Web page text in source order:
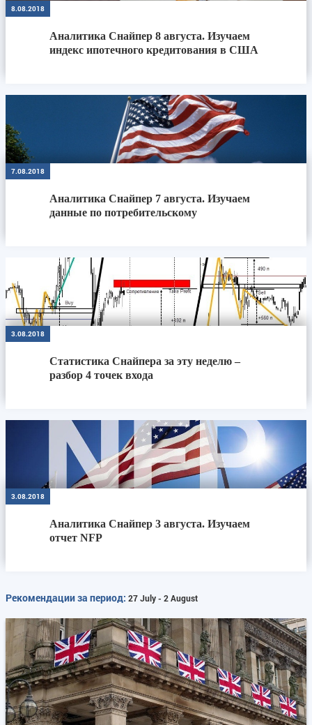
8.08.2018
Аналитика Снайпер 8 августа. Изучаем
индекс ипотечного кредитования в США
7.08.2018
Аналитика Снайпер 7 августа. Изучаем
данные по потребительскому
3.08.2018
Статистика Снайпера за эту неделю –
разбор 4 точек входа
3.08.2018
Аналитика Снайпер 3 августа. Изучаем
отчет NFP
Рекомендации за период: 27 July - 2 August